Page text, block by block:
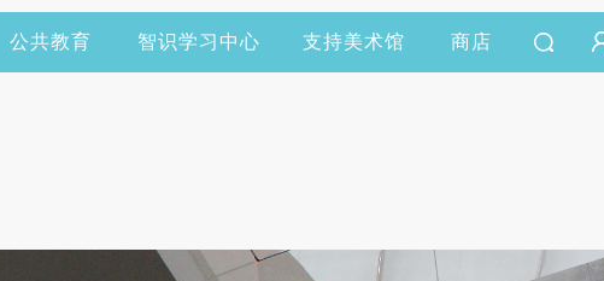
公共教育 智识学习中心 支持美术馆 商店